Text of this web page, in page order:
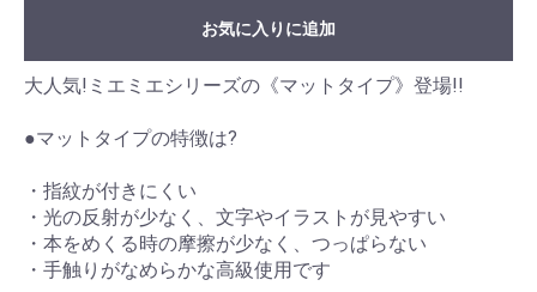
お気に入りに追加
大人気!ミエミエシリーズの《マットタイプ》登場!!
●マットタイプの特徴は?
・指紋が付きにくい
・光の反射が少なく、文字やイラストが見やすい
・本をめくる時の摩擦が少なく、つっぱらない
・手触りがなめらかな高級使用です